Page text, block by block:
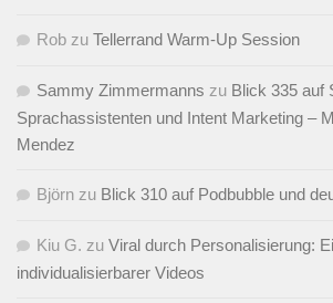
Rob zu Tellerrand Warm-Up Session
Sammy Zimmermanns zu Blick 335 auf
Sprachassistenten und Intent Marketing –
Mendez
Björn zu Blick 310 auf Podbubble und
Kiu G. zu Viral durch Personalisierung:
individualisierbarer Videos